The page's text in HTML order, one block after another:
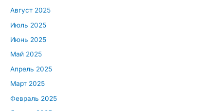
Август 2025
Июль 2025
Июнь 2025
Май 2025
Апрель 2025
Март 2025
Февраль 2025